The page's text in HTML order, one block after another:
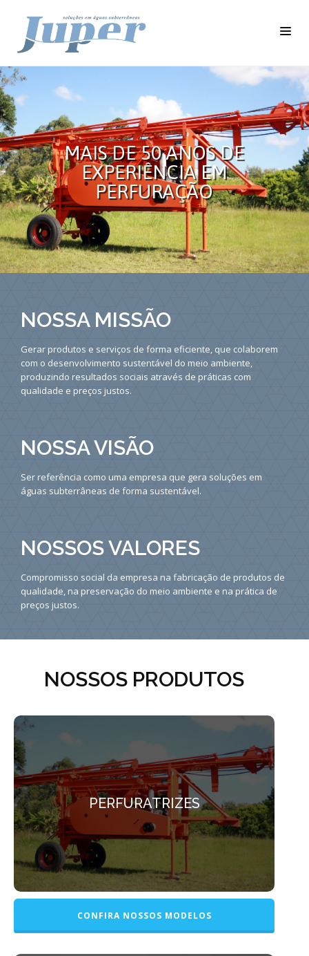
NOSSA MISSÃO
Gerar produtos e serviços de forma eficiente, que colaborem
com o desenvolvimento sustentável do meio ambiente,
produzindo resultados sociais através de práticas com
qualidade e preços justos.
NOSSA VISÃO
Ser referência como uma empresa que gera soluções em
águas subterrâneas de forma sustentável.
NOSSOS VALORES
Compromisso social da empresa na fabricação de produtos de
qualidade, na preservação do meio ambiente e na prática de
preços justos.
NOSSOS PRODUTOS
PERFURATRIZES
PERFURATRIZES
Temos diversas opções de características e
montagens.
CONFIRA NOSSOS MODELOS